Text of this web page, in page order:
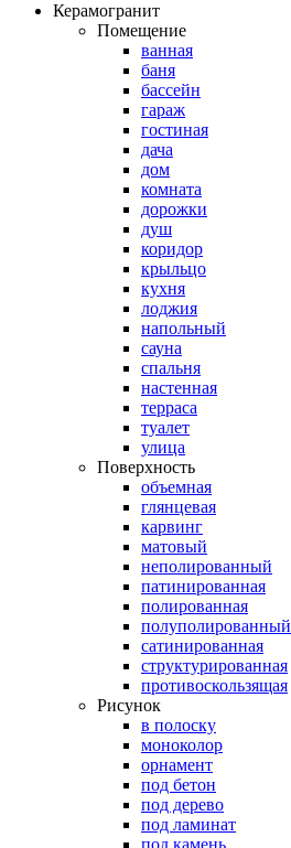
Керамогранит
Помещение
ванная
баня
бассейн
гараж
гостиная
дача
дом
комната
дорожки
душ
коридор
крыльцо
кухня
лоджия
напольный
сауна
спальня
настенная
терраса
туалет
улица
Поверхность
объемная
глянцевая
карвинг
матовый
неполированный
патинированная
полированная
полуполированный
сатинированная
структурированная
противоскользящая
Рисунок
в полоску
моноколор
орнамент
под бетон
под дерево
под ламинат
под камень